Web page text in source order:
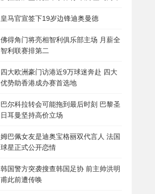
皇马官宣签下19岁边锋迪奥曼德
佛得角门将亮相智利俱乐部主场 月薪全
智利联赛排第二
四大欧洲豪门访港近9万球迷奔赴 四大
优势助香港成办赛首选地
巴尔科拉转会可能拖到最后时刻 巴黎圣
日耳曼坚持高价立场
姆巴佩女友是迪奥宝格丽双代言人 法国
球星正式公开恋情
韩国警方突袭搜查韩国足协 前主帅洪明
甫此前遭传唤